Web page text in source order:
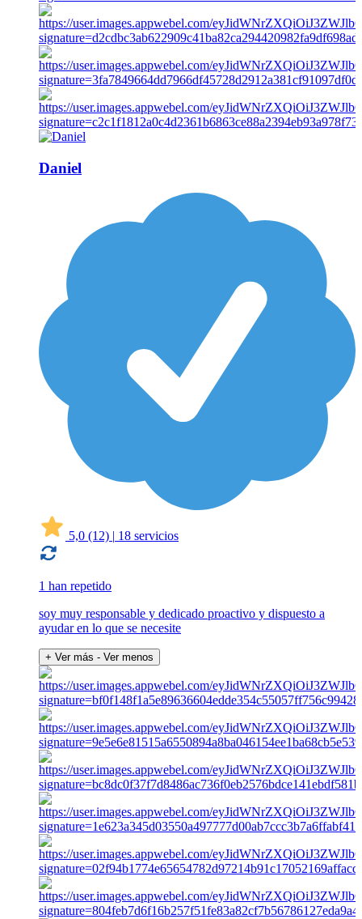
Daniel
5,0 (12) | 18 servicios
1 han repetido
soy muy responsable y dedicado proactivo y dispuesto a
ayudar en lo que se necesite
+ Ver más - Ver menos